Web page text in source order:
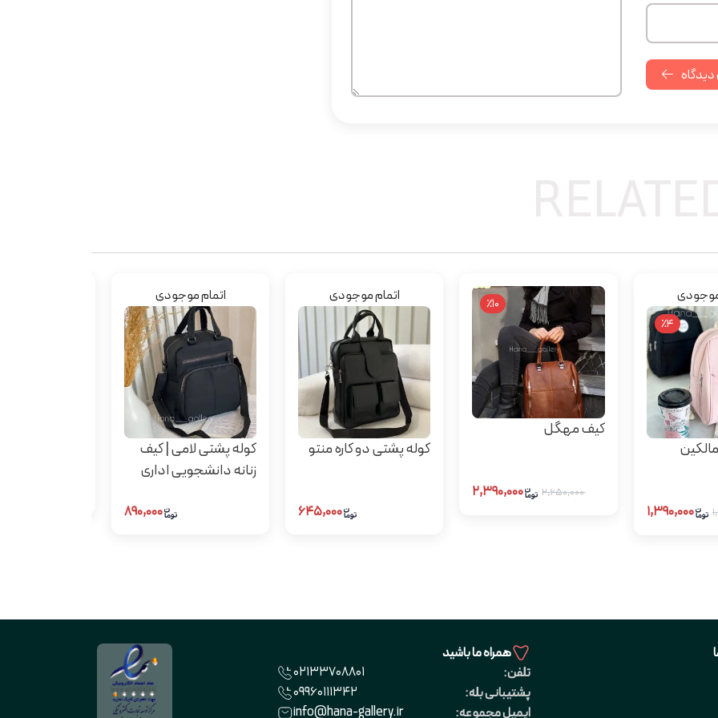
دیدگاه
موجودی
٪4
۱,۳۹۰,۰۰۰
٪10
کیف مهگل
۲,۶۵۰,۰۰۰ ۲,۳۹۰,۰۰۰
اتمام موجودی
کوله پشتی دو کاره منتو
۶۴۵,۰۰۰
اتمام موجودی
کوله پشتی لامی | کیف
زنانه دانشجویی اداری
۸۹۰,۰۰۰
همراه ما باشید
تلفن:
02133708801
پشتیبانی بله:
09960111342
ایمیل مجموعه:
info@hana-gallery.ir